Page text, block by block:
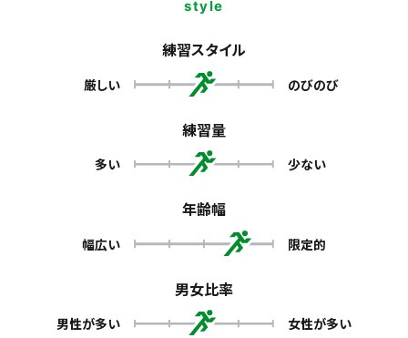
style
練習スタイル
厳しい のびのび
練習量
多い 少ない
年齢幅
幅広い 限定的
男女比率
男性が多い 女性が多い